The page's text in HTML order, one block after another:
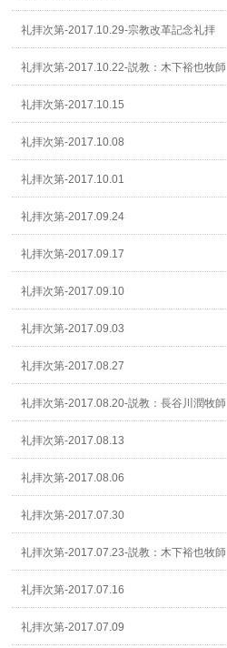
礼拝次第-2017.10.29-宗教改革記念礼拝
礼拝次第-2017.10.22-説教：木下裕也牧師
礼拝次第-2017.10.15
礼拝次第-2017.10.08
礼拝次第-2017.10.01
礼拝次第-2017.09.24
礼拝次第-2017.09.17
礼拝次第-2017.09.10
礼拝次第-2017.09.03
礼拝次第-2017.08.27
礼拝次第-2017.08.20-説教：長谷川潤牧師
礼拝次第-2017.08.13
礼拝次第-2017.08.06
礼拝次第-2017.07.30
礼拝次第-2017.07.23-説教：木下裕也牧師
礼拝次第-2017.07.16
礼拝次第-2017.07.09